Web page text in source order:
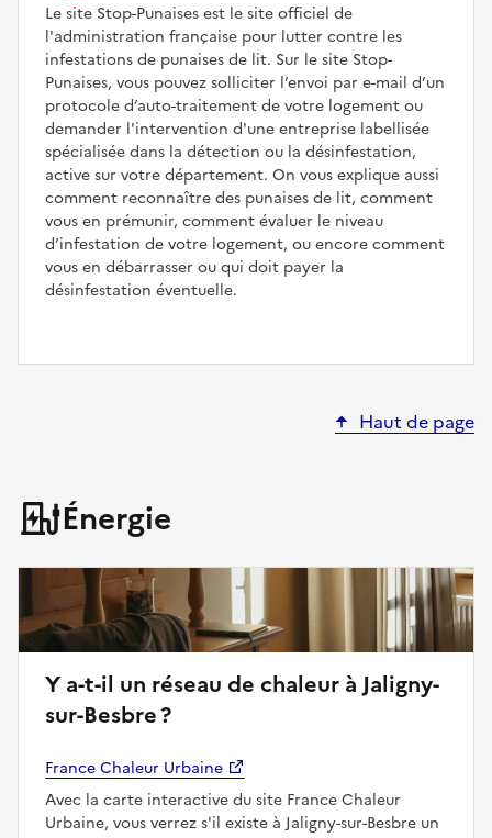
Le site Stop-Punaises est le site officiel de
l'administration française pour lutter contre les
infestations de punaises de lit. Sur le site Stop-
Punaises, vous pouvez solliciter l’envoi par e-mail d’un
protocole d’auto-traitement de votre logement ou
demander l'intervention d'une entreprise labellisée
spécialisée dans la détection ou la désinfestation,
active sur votre département. On vous explique aussi
comment reconnaître des punaises de lit, comment
vous en prémunir, comment évaluer le niveau
d’infestation de votre logement, ou encore comment
vous en débarrasser ou qui doit payer la
désinfestation éventuelle.
Haut de page
Énergie
Y a-t-il un réseau de chaleur à Jaligny-
sur-Besbre ?
France Chaleur Urbaine
Avec la carte interactive du site France Chaleur
Urbaine, vous verrez s'il existe à Jaligny-sur-Besbre un